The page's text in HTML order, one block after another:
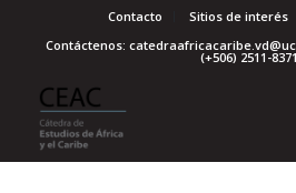
Contacto Sitios de interés
Contáctenos:
(+506) 2511-8371